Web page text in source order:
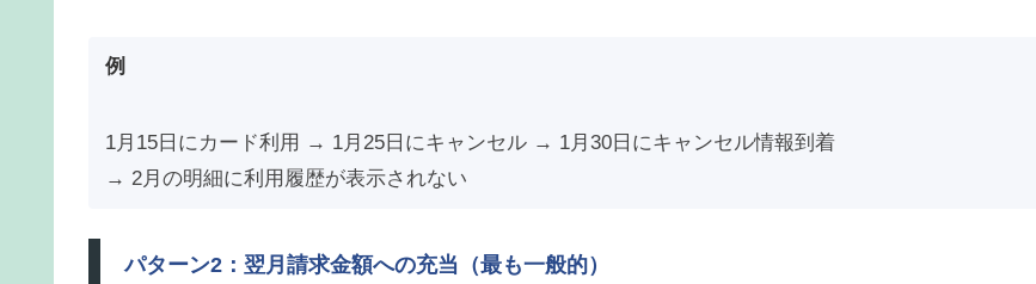
例
1月15日にカード利用 → 1月25日にキャンセル → 1月30日にキャンセル情報到着
→ 2月の明細に利用履歴が表示されない
パターン2：翌月請求金額への充当（最も一般的）